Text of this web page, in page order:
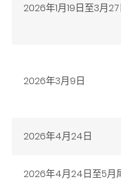
2026年1月19日至3月27
2026年3月9日
2026年4月24日
2026年4月24日至5月